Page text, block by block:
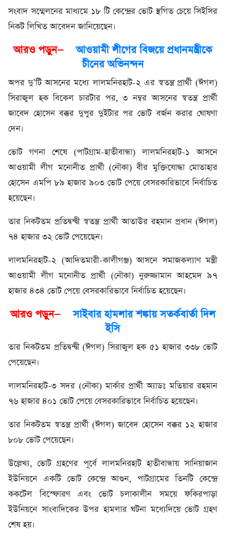
সংবাদ সম্মেলনের মাধ্যমে ১৮ টি কেন্দ্রের ভোট স্থগিত চেয়ে সিইসির
নিকট লিখিত আবেদন জানিয়েছেন।
আরও পড়ুন—আওয়ামী লীগের বিজয়ে প্রধানমন্ত্রীকে
চীনের অভিনন্দন
অপর দু’টি আসনের মধ্যে লালমনিরহাট-২ এর স্বতন্ত্র প্রার্থী (ঈগল)
সিরাজুল হক বিকেল চারটার পর, ৩ নম্বর আসনের স্বতন্ত্র প্রার্থী
জাবেদ হোসেন বক্কর দুপুর দুইটার পর ভোট বর্জন করার ঘোষণা
দেন।
ভোট গণনা শেষে (পাটগ্রাম-হাতীবান্ধা) লালমনিরহাট-১ আসনে
আওয়ামী লীগ মনোনীত প্রার্থী (নৌকা) বীর মুক্তিযোদ্ধা মোতাহার
হোসেন এমপি ৮৯ হাজার ৯০৩ ভোট পেয়ে বেসরকারিভাবে নির্বাচিত
হয়েছেন।
তার নিকটতম প্রতিদ্বন্দ্বী স্বতন্ত্র প্রার্থী আতাউর রহমান প্রধান (ঈগল)
৭৪ হাজার ৩২ ভোট পেয়েছেন।
লালমনিরহাট-২ (আদিতমারী-কালীগঞ্জ) আসনে সমাজকল্যাণ মন্ত্রী
আওয়ামী লীগ মনোনীত প্রার্থী (নৌকা) নুরুজ্জামান আহমেদ ৯৭
হাজার ৪৩৪ ভোট পেয়ে বেসরকারিভাবে নির্বাচিত হয়েছেন।
আরও পড়ুন—সাইবার হামলার শঙ্কায় সতর্কবার্তা দিল
ইসি
তার নিকটতম প্রতিদ্বন্দ্বী (ঈগল) সিরাজুল হক ৫১ হাজার ৩৩৮ ভোট
পেয়েছেন।
লালমনিরহাট-৩ সদর (নৌকা) মার্কার প্রার্থী অ্যাডঃ মতিয়ার রহমান
৭৬ হাজার ৪০১ ভোট পেয়ে বেসরকারিভাবে নির্বাচিত হয়েছেন।
তার নিকটতম স্বতন্ত্র প্রার্থী (ঈগল) জাবেদ হোসেন বক্কর ১২ হাজার
৮০৮ ভোট পেয়েছেন।
উল্লেখ্য, ভোট গ্রহণের পূর্বে লালমনিরহাট হাতীবান্ধায় সানিয়াজান
ইউনিয়নে একটি ভোট কেন্দ্রে আগুন, পাটগ্রামের তিনটি কেন্দ্রে
ককটেল বিস্ফোরণ এবং ভোট চলাকালীন সময়ে ফকিরপাড়া
ইউনিয়নে সাংবাদিকের উপর হামলার ঘটনা মধ্যেদিয়ে ভোট গ্রহণ
শেষ হয়।